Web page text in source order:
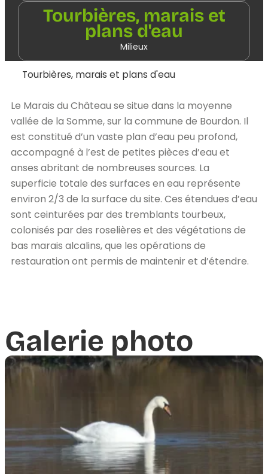
Tourbières, marais et
plans d'eau
Milieux
Tourbières, marais et plans d'eau
Le Marais du Château se situe dans la moyenne
vallée de la Somme, sur la commune de Bourdon. Il
est constitué d’un vaste plan d’eau peu profond,
accompagné à l’est de petites pièces d’eau et
anses abritant de nombreuses sources. La
superficie totale des surfaces en eau représente
environ 2/3 de la surface du site. Ces étendues d’eau
sont ceinturées par des tremblants tourbeux,
colonisés par des roselières et des végétations de
bas marais alcalins, que les opérations de
restauration ont permis de maintenir et d’étendre.
Galerie photo